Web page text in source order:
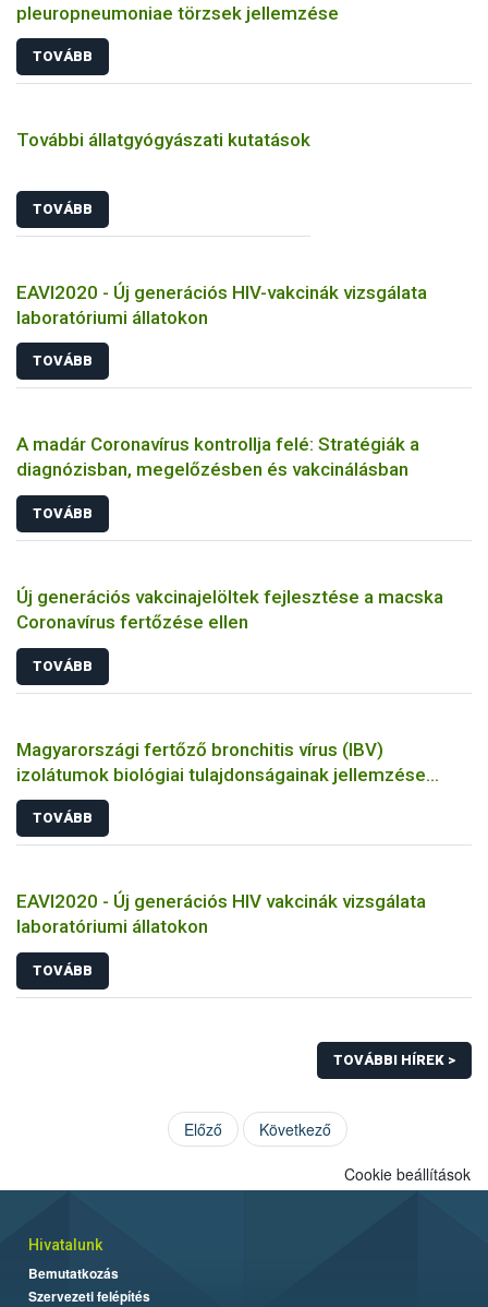
pleuropneumoniae törzsek jellemzése
TOVÁBB
További állatgyógyászati kutatások
TOVÁBB
EAVI2020 - Új generációs HIV-vakcinák vizsgálata
laboratóriumi állatokon
TOVÁBB
A madár Coronavírus kontrollja felé: Stratégiák a
diagnózisban, megelőzésben és vakcinálásban
TOVÁBB
Új generációs vakcinajelöltek fejlesztése a macska
Coronavírus fertőzése ellen
TOVÁBB
Magyarországi fertőző bronchitis vírus (IBV)
izolátumok biológiai tulajdonságainak jellemzése
állatkísérletes és molekuláris biológiai eszközökkel
TOVÁBB
EAVI2020 - Új generációs HIV vakcinák vizsgálata
laboratóriumi állatokon
TOVÁBB
TOVÁBBI HÍREK >
Előző Következő
Cookie beállítások
Hivatalunk
Bemutatkozás
Szervezeti felépítés